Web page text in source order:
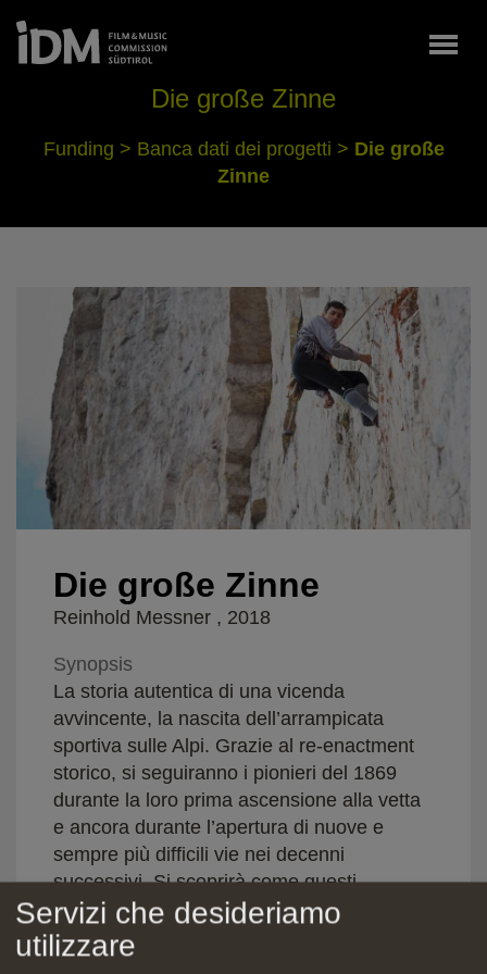
Die große Zinne
Funding > Banca dati dei progetti > Die große
Zinne
Die große Zinne
Reinhold Messner , 2018
Synopsis
La storia autentica di una vicenda
avvincente, la nascita dell’arrampicata
sportiva sulle Alpi. Grazie al re-enactment
storico, si seguiranno i pionieri del 1869
durante la loro prima ascensione alla vetta
e ancora durante l’apertura di nuove e
sempre più difficili vie nei decenni
successivi. Si scoprirà come questi
avventurieri hanno realizzato quello che
sembrava impossibile con mezzi semplici e
attrezzature dell'epoca. A raccontare questa
Servizi che desideriamo
utilizzare